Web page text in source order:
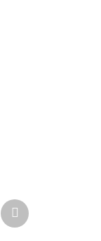
Další
produkt